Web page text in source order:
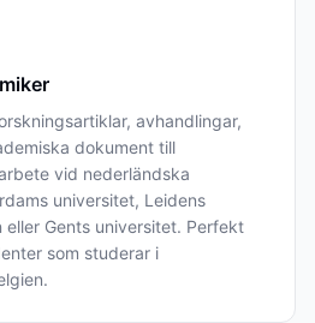
avhandlingar,
dokument till
vid nederländska
universitet, Leidens
eller Gents universitet. Perfekt
som studerar i